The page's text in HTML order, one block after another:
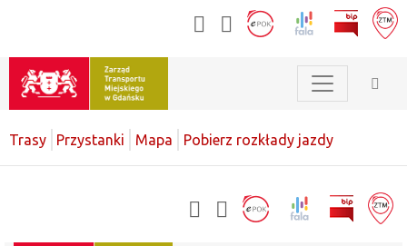
Trasy Przystanki Mapa Pobierz rozkłady jazdy